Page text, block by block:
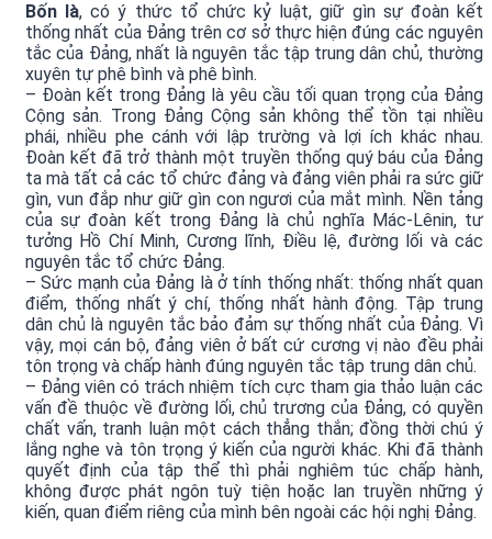
Bốn là, có ý thức tổ chức kỷ luật, giữ gìn sự đoàn kết
thống nhất của Đảng trên cơ sở thực hiện đúng các nguyên
tắc của Đảng, nhất là nguyên tắc tập trung dân chủ, thường
xuyên tự phê bình và phê bình.
– Đoàn kết trong Đảng là yêu cầu tối quan trọng của Đảng
Cộng sản. Trong Đảng Cộng sản không thể tồn tại nhiều
phái, nhiều phe cánh với lập trường và lợi ích khác nhau.
Đoàn kết đã trở thành một truyền thống quý báu của Đảng
ta mà tất cả các tổ chức đảng và đảng viên phải ra sức giữ
gìn, vun đắp như giữ gìn con ngươi của mắt mình. Nền tảng
của sự đoàn kết trong Đảng là chủ nghĩa Mác-Lênin, tư
tưởng Hồ Chí Minh, Cương lĩnh, Điều lệ, đường lối và các
nguyên tắc tổ chức Đảng.
– Sức mạnh của Đảng là ở tính thống nhất: thống nhất quan
điểm, thống nhất ý chí, thống nhất hành động. Tập trung
dân chủ là nguyên tắc bảo đảm sự thống nhất của Đảng. Vì
vậy, mọi cán bộ, đảng viên ở bất cứ cương vị nào đều phải
tôn trọng và chấp hành đúng nguyên tắc tập trung dân chủ.
– Đảng viên có trách nhiệm tích cực tham gia thảo luận các
vấn đề thuộc về đường lối, chủ trương của Đảng, có quyền
chất vấn, tranh luận một cách thẳng thắn; đồng thời chú ý
lắng nghe và tôn trọng ý kiến của người khác. Khi đã thành
quyết định của tập thể thì phải nghiêm túc chấp hành,
không được phát ngôn tuỳ tiện hoặc lan truyền những ý
kiến, quan điểm riêng của mình bên ngoài các hội nghị Đảng.